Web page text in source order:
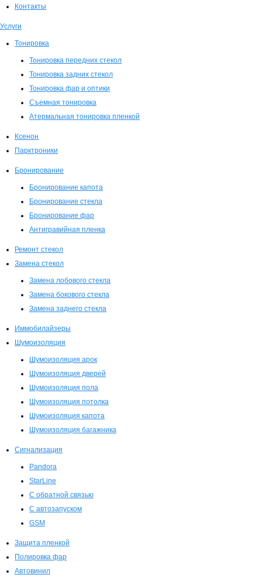
Контакты
Услуги
Тонировка
Тонировка передних стекол
Тонировка задних стекол
Тонировка фар и оптики
Съемная тонировка
Атермальная тонировка пленкой
Ксенон
Парктроники
Бронирование
Бронирование капота
Бронирование стекла
Бронирование фар
Антигравийная пленка
Ремонт стекол
Замена стекол
Замена лобового стекла
Замена бокового стекла
Замена заднего стекла
Иммобилайзеры
Шумоизоляция
Шумоизоляция арок
Шумоизоляция дверей
Шумоизоляция пола
Шумоизоляция потолка
Шумоизоляция капота
Шумоизоляция багажника
Сигнализация
Pandora
StarLine
С обратной связью
С автозапуском
GSM
Защита пленкой
Полировка фар
Автовинил